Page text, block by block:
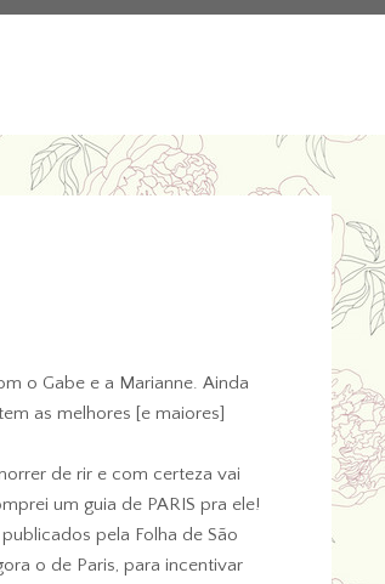
o Gabe e a Marianne. Ainda
as melhores [e maiores]
de rir e com certeza vai
um guia de PARIS pra ele!
pela Folha de São
o de Paris, para incentivar